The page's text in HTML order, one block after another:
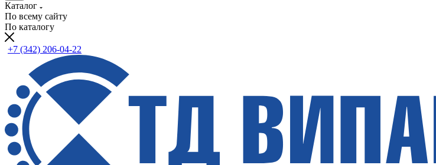
Каталог
По всему сайту
По каталогу
+7 (342) 206-04-22